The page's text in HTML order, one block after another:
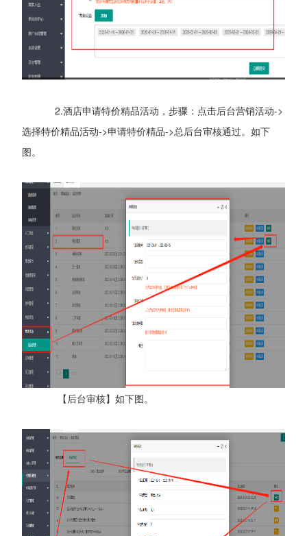
2.酒店申请特价精品活动，步骤：点击后台营销活动->
选择特价精品活动->申请特价精品->总后台审核通过。如下
图。
【后台审核】如下图。